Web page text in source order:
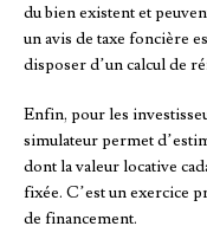
du bien existent et
un avis de taxe foncière
disposer d’un calcul de
Enfin, pour les
simulateur permet
dont la valeur locative
fixée. C’est un exercice
de financement.